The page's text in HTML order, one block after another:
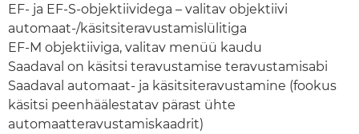
EF- ja EF-S-objektiividega – valitav objektiivi
automaat-/käsitsiteravustamislülitiga
EF-M objektiiviga, valitav menüü kaudu
Saadaval on käsitsi teravustamise teravustamisabi
Saadaval automaat- ja käsitsiteravustamine (fookus
käsitsi peenhäälestatav pärast ühte
automaatteravustamiskaadrit)